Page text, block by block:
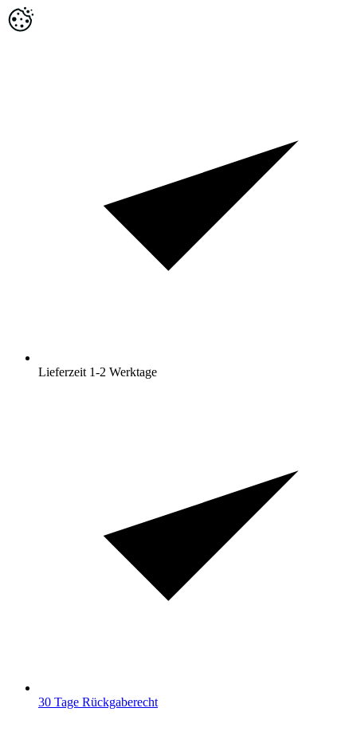
Lieferzeit 1-2 Werktage
30 Tage Rückgaberecht